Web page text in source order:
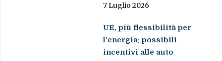
7 Luglio 2026
UE, più flessibilità per
l’energia: possibili
incentivi alle auto